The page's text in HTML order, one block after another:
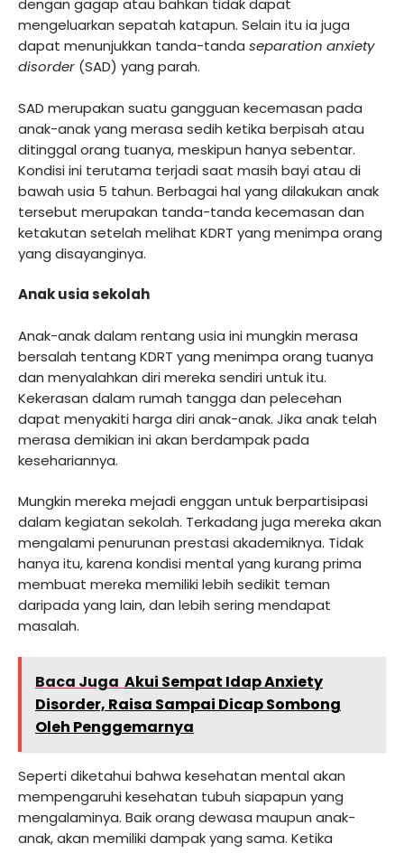
dengan gagap atau bahkan tidak dapat
mengeluarkan sepatah katapun. Selain itu ia juga
dapat menunjukkan tanda-tanda separation anxiety
disorder (SAD) yang parah.
SAD merupakan suatu gangguan kecemasan pada
anak-anak yang merasa sedih ketika berpisah atau
ditinggal orang tuanya, meskipun hanya sebentar.
Kondisi ini terutama terjadi saat masih bayi atau di
bawah usia 5 tahun. Berbagai hal yang dilakukan anak
tersebut merupakan tanda-tanda kecemasan dan
ketakutan setelah melihat KDRT yang menimpa orang
yang disayanginya.
Anak usia sekolah
Anak-anak dalam rentang usia ini mungkin merasa
bersalah tentang KDRT yang menimpa orang tuanya
dan menyalahkan diri mereka sendiri untuk itu.
Kekerasan dalam rumah tangga dan pelecehan
dapat menyakiti harga diri anak-anak. Jika anak telah
merasa demikian ini akan berdampak pada
kesehariannya.
Mungkin mereka mejadi enggan untuk berpartisipasi
dalam kegiatan sekolah. Terkadang juga mereka akan
mengalami penurunan prestasi akademiknya. Tidak
hanya itu, karena kondisi mental yang kurang prima
membuat mereka memiliki lebih sedikit teman
daripada yang lain, dan lebih sering mendapat
masalah.
Baca Juga Akui Sempat Idap Anxiety
Disorder, Raisa Sampai Dicap Sombong
Oleh Penggemarnya
Seperti diketahui bahwa kesehatan mental akan
mempengaruhi kesehatan tubuh siapapun yang
mengalaminya. Baik orang dewasa maupun anak-
anak, akan memiliki dampak yang sama. Ketika